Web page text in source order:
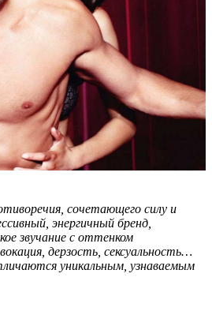
сочетающего силу и
энергичный бренд,
звучание с оттенком
дерзость, сексуальность…
уникальным, узнаваемым